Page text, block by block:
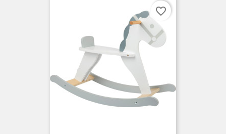
favorite_border